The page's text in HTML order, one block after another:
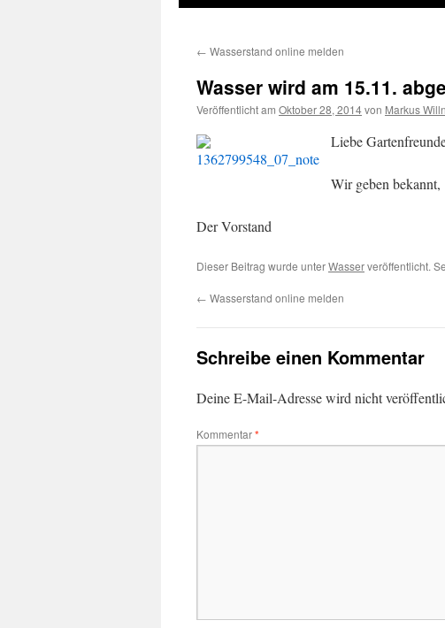
← Wasserstand online melden
Wasser wird am 15.11.
Veröffentlicht am Oktober 28, 2014von Markus
Liebe
Wir geben bekannt,
Der Vorstand
Dieser Beitrag wurde unterWasserveröffentlicht.
← Wasserstand online melden
Schreibe einen Kommentar
Deine E-Mail-Adresse wird nicht
Kommentar*